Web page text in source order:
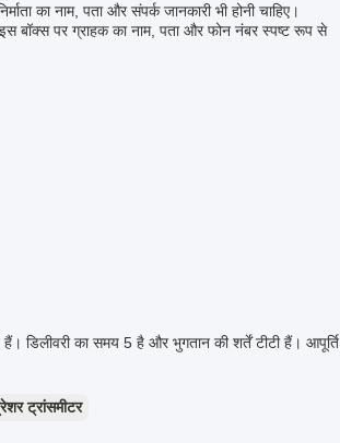
का नाम, पता और संपर्क जानकारी भी होनी चाहिए।
बॉक्स पर ग्राहक का नाम, पता और फोन नंबर स्पष्ट रूप से
डिलीवरी का समय 5 है और भुगतान की शर्तें टीटी हैं। आपूर्ति
ट्रांसमीटर